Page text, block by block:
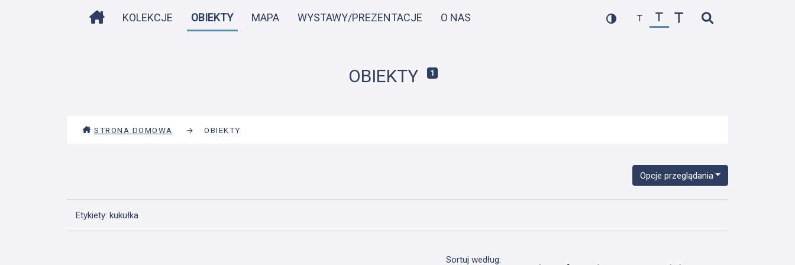
do
STRONA DOMOWA
KOLEKCJE OBIEKTY MAPA WYSTAWY/PREZENTACJE O NAS
OBIEKTY 1
STRONA DOMOWA → OBIEKTY
Opcje przeglądania
Etykiety: kukułka
Sortuj według: